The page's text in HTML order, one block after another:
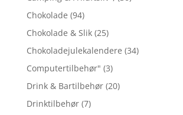
Chokolade (94)
Chokolade & Slik (25)
Chokoladejulekalendere (34)
Computertilbehør" (3)
Drink & Bartilbehør (20)
Drinktilbehør (7)